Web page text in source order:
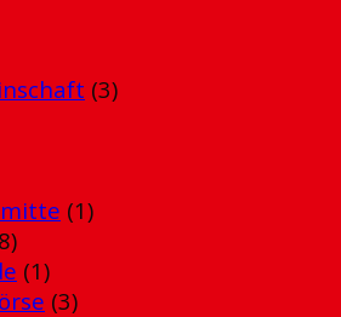
(3)
(1)
(1)
(3)